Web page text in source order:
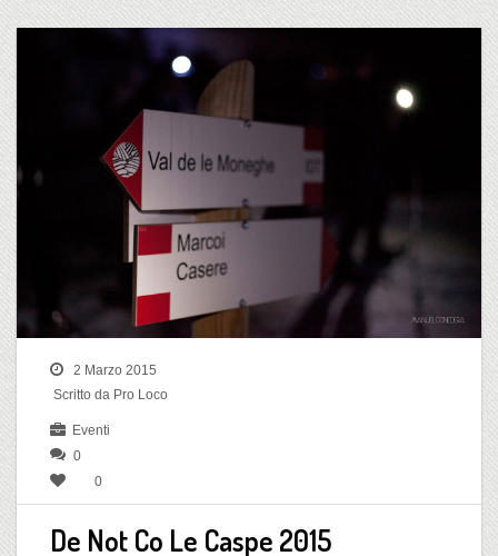
2 Marzo 2015
Scritto da Pro Loco
Eventi
0
0
De Not Co Le Caspe 2015